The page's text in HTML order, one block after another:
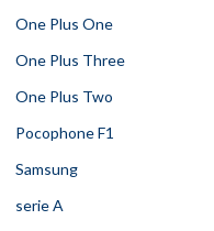
One Plus One
One Plus Three
One Plus Two
Pocophone F1
Samsung
serie A